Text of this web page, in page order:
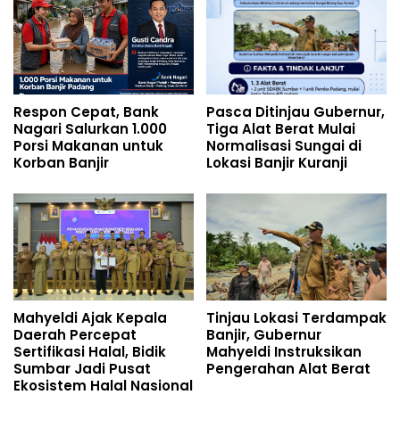
Respon Cepat, Bank
Nagari Salurkan 1.000
Porsi Makanan untuk
Korban Banjir
Pasca Ditinjau Gubernur,
Tiga Alat Berat Mulai
Normalisasi Sungai di
Lokasi Banjir Kuranji
Mahyeldi Ajak Kepala
Daerah Percepat
Sertifikasi Halal, Bidik
Sumbar Jadi Pusat
Ekosistem Halal Nasional
Tinjau Lokasi Terdampak
Banjir, Gubernur
Mahyeldi Instruksikan
Pengerahan Alat Berat